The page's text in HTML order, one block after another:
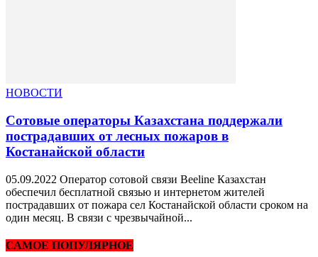
НОВОСТИ
Сотовые операторы Казахстана поддержали
пострадавших от лесных пожаров в
Костанайской области
05.09.2022 Оператор сотовой связи Beeline Казахстан
обеспечил бесплатной связью и интернетом жителей
пострадавших от пожара сел Костанайской области сроком на
один месяц. В связи с чрезвычайной...
САМОЕ ПОПУЛЯРНОЕ